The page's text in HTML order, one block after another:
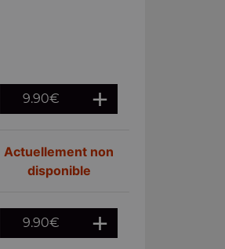
9.90€
Actuellement non
disponible
9.90€